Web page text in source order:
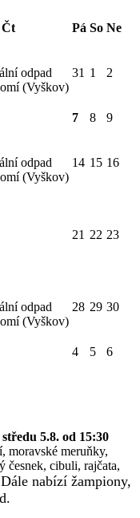
Čt Pá So Ne
odpad
(Vyškov)
31 1 2
7 8 9
odpad
(Vyškov)
14 15 16
21 22 23
odpad
(Vyškov)
28 29 30
4 5
6
středu 5.8. od 15:30
moravské meruňky,
česnek, cibuli, rajčata,
Dále nabízí žampiony,